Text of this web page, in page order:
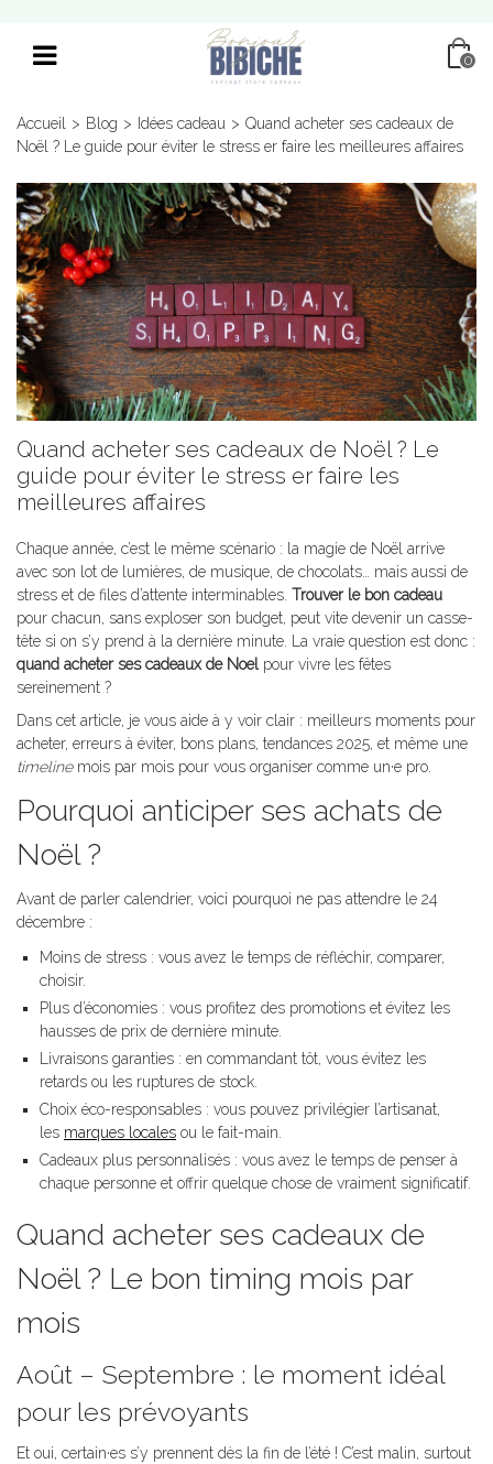
0
Accueil > Blog > Idées cadeau > Quand acheter ses cadeaux de
Noël ? Le guide pour éviter le stress er faire les meilleures affaires
Quand acheter ses cadeaux de Noël ? Le
guide pour éviter le stress er faire les
meilleures affaires
Chaque année, c’est le même scénario : la magie de Noël arrive
avec son lot de lumières, de musique, de chocolats… mais aussi de
stress et de files d’attente interminables. Trouver le bon cadeau
pour chacun, sans exploser son budget, peut vite devenir un casse-
tête si on s’y prend à la dernière minute. La vraie question est donc :
quand acheter ses cadeaux de Noelpour vivre les fêtes
sereinement ?
Dans cet article, je vous aide à y voir clair : meilleurs moments pour
acheter, erreurs à éviter, bons plans, tendances 2025, et même une
timelinemois par mois pour vous organiser comme un·e pro.
Pourquoi anticiper ses achats de
Noël ?
Avant de parler calendrier, voici pourquoi ne pas attendre le 24
décembre :
Moins de stress : vous avez le temps de réfléchir, comparer,
choisir.
Plus d’économies : vous profitez des promotions et évitez les
hausses de prix de dernière minute.
Livraisons garanties : en commandant tôt, vous évitez les
retards ou les ruptures de stock.
Choix éco-responsables : vous pouvez privilégier l’artisanat,
les marques locales ou le fait-main.
Cadeaux plus personnalisés : vous avez le temps de penser à
chaque personne et offrir quelque chose de vraiment significatif.
Quand acheter ses cadeaux de
Noël ? Le bon timing mois par
mois
Août – Septembre : le moment idéal
pour les prévoyants
Et oui, certain·es s’y prennent dès la fin de l’été ! C’est malin, surtout